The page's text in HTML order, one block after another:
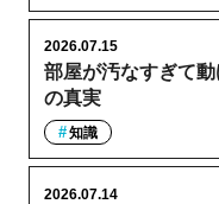
部屋が汚なすぎて
の真実
2026.07.15
知識
2026.07.14